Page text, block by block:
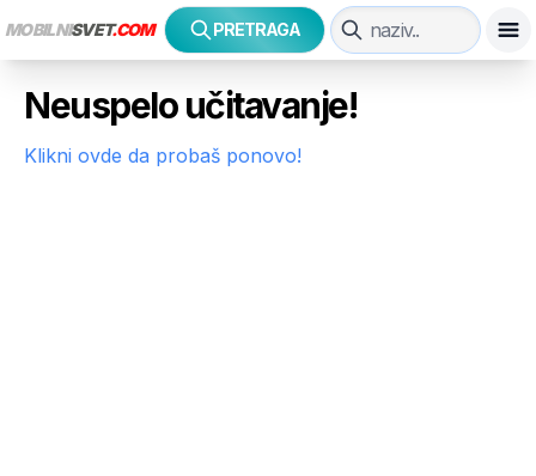
MOBILNISVET.COM PRETRAGA
Neuspelo učitavanje!
Klikni ovde da probaš ponovo!